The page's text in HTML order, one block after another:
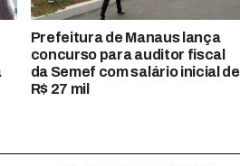
Prefeitura de Manaus lança
concurso para auditor fiscal
da Semef com salário inicial de
R$ 27 mil